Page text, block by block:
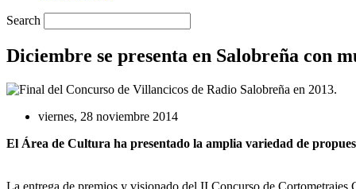
Search
Diciembre se presenta en Salobreña con
viernes, 28 noviembre 2014
El Área de Cultura ha presentado la amplia variedad de
La entrega de premios y visionado del II Concurso de